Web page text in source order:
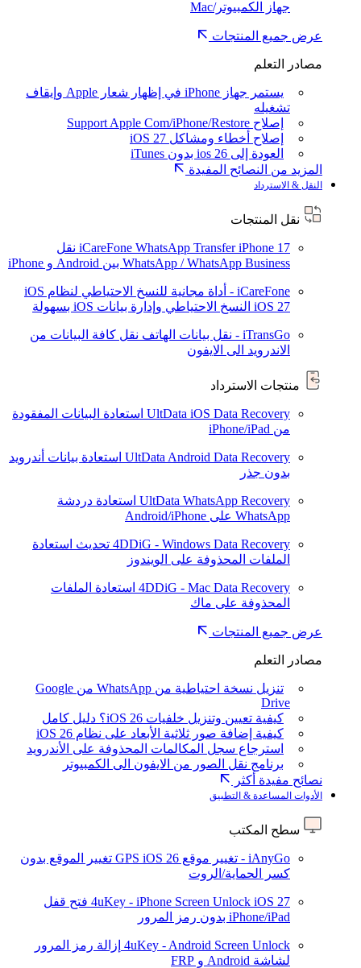
جهاز الكمبيوتر/Mac
عرض جميع المنتجات
مصادر التعلم
يستمر جهاز iPhone في إظهار شعار Apple وإيقاف
تشغيله
إصلاح Support Apple Com/iPhone/Restore
إصلاح أخطاء ومشاكل iOS 27
العودة إلى ios 26 بدون iTunes
المزيد من النصائح المفيدة
النقل & الاسترداد
نقل المنتجات
iCareFone WhatsApp TransferiPhone 17
نقل
WhatsApp / WhatsApp Business بين Android و iPhone
iCareFone - أداة مجانية للنسخ الاحتياطي لنظام iOS
iOS 27 النسخ الاحتياطي وإدارة بيانات iOS بسهولة
iTransGo - نقل بيانات الهاتف
نقل كافة البيانات من
الاندرويد الى الايفون
منتجات الاسترداد
UltData iOS Data Recovery استعادة البيانات المفقودة
من iPhone/iPad
UltData Android Data Recovery استعادة بيانات أندرويد
بدون جذر
UltData WhatsApp Recovery استعادة دردشة
WhatsApp على Android/iPhone
4DDiG - Windows Data Recovery تحديث استعادة
الملفات المحذوفة على الويندوز
4DDiG - Mac Data Recovery استعادة الملفات
المحذوفة على ماك
عرض جميع المنتجات
مصادر التعلم
تنزيل نسخة احتياطية من WhatsApp من Google
Drive
كيفية تعيين وتنزيل خلفيات iOS 26؟ دليل كامل
كيفية إضافة صور ثلاثية الأبعاد على نظام iOS 26
استرجاع سجل المكالمات المحذوفة على الأندرويد
برنامج نقل الصور من الايفون الى الكمبيوتر
نصائح مفيدة أكثر
الأدوات المساعدة & التطبيق
سطح المكتب
iAnyGo - تغيير موقع GPS iOS 26
تغيير الموقع بدون
كسر الحماية/الروت
4uKey - iPhone Screen Unlock iOS 27
فتح قفل
iPhone/iPad بدون رمز المرور
4uKey - Android Screen Unlock إزالة رمز المرور
لشاشة Android و FRP